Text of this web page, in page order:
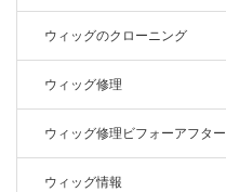
ウィッグのクローニング
ウィッグ修理
ウィッグ修理ビフォーアフター
ウィッグ情報